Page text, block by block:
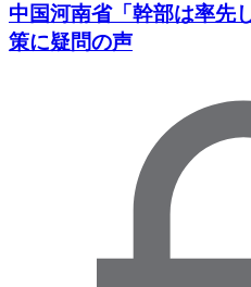
中国河南省「幹部は率
策に疑問の声